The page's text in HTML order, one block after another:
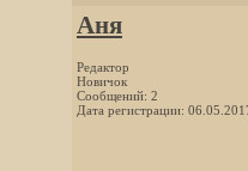
Аня
Редактор
Новичок
Сообщений: 2
Дата регистрации: